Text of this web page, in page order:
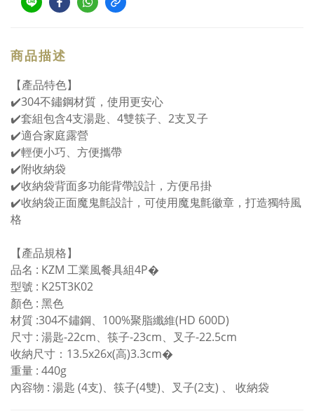
商品描述
【產品特色】
✔️304不鏽鋼材質，使用更安心
✔️套組包含4支湯匙、4雙筷子、2支叉子
✔️適合家庭露營
✔️輕便小巧、方便攜帶
✔️附收納袋
✔️收納袋背面多功能背帶設計，方便吊掛
✔️收納袋正面魔鬼氈設計，可使用魔鬼氈徽章，打造獨特風
格
【產品規格】
品名 : KZM 工業風餐具組4P�
型號 : K25T3K02
顏色 : 黑色
材質 :304不鏽鋼、100%聚脂纖維(HD 600D)
尺寸 : 湯匙-22cm、筷子-23cm、叉子-22.5cm
收納尺寸：13.5x26x(高)3.3cm�
重量 : 440g
內容物 : 湯匙 (4支)、筷子(4雙)、叉子(2支) 、 收納袋